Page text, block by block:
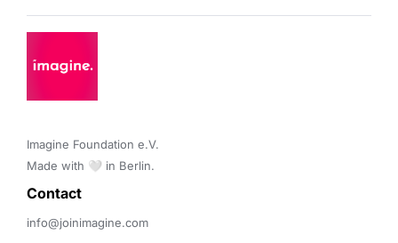
Imagine Foundation e.V.
Made with 🤍 in Berlin.
Contact
info@joinimagine.com